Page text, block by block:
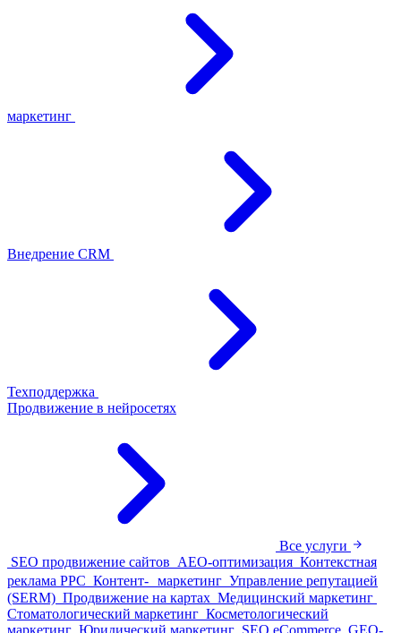
маркетинг
Внедрение CRM
Техподдержка
Продвижение в нейросетях
Все услуги
SEO продвижение сайтов AEO-оптимизация Контекстная
реклама PPC Контент- маркетинг Управление репутацией
(SERM) Продвижение на картах Медицинский маркетинг
Стоматологический маркетинг Косметологический
маркетинг Юридический маркетинг SEO eCommerce GEO-